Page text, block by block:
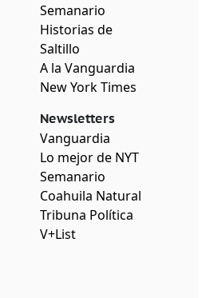
Semanario
Historias de
Saltillo
A la Vanguardia
New York Times
Newsletters
Vanguardia
Lo mejor de NYT
Semanario
Coahuila Natural
Tribuna Política
V+List